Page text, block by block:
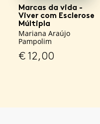
Marcas da vida -
Viver com Esclerose
Múltipla
Mariana Araújo
Pampolim
€12,00